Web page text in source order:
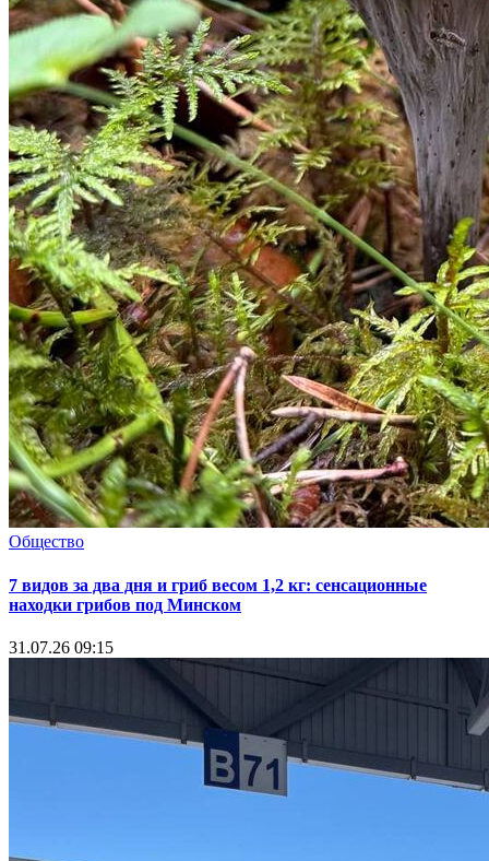
Общество
7 видов за два дня и гриб весом 1,2 кг: сенсационные
находки грибов под Минском
31.07.26 09:15